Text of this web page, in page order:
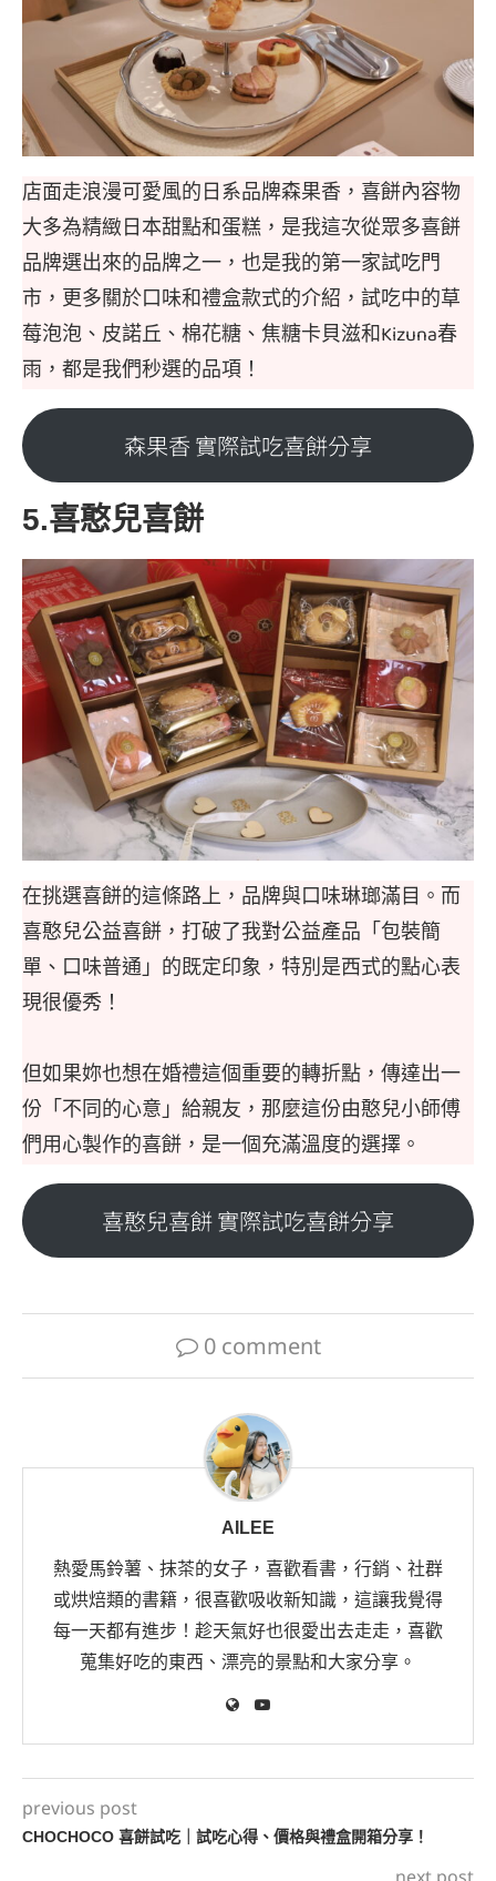
店面走浪漫可愛風的日系品牌森果香，喜餅內容物
大多為精緻日本甜點和蛋糕，是我這次從眾多喜餅
品牌選出來的品牌之一，也是我的第一家試吃門
市，更多關於口味和禮盒款式的介紹，試吃中的草
莓泡泡、皮諾丘、棉花糖、焦糖卡貝滋和Kizuna春
雨，都是我們秒選的品項！
森果香 實際試吃喜餅分享
5.喜憨兒喜餅
在挑選喜餅的這條路上，品牌與口味琳瑯滿目。而
喜憨兒公益喜餅，打破了我對公益產品「包裝簡
單、口味普通」的既定印象，特別是西式的點心表
現很優秀！
但如果妳也想在婚禮這個重要的轉折點，傳達出一
份「不同的心意」給親友，那麼這份由憨兒小師傅
們用心製作的喜餅，是一個充滿溫度的選擇。
喜憨兒喜餅 實際試吃喜餅分享
0 comment
AILEE
熱愛馬鈴薯、抹茶的女子，喜歡看書，行銷、社群
或烘焙類的書籍，很喜歡吸收新知識，這讓我覺得
每一天都有進步！趁天氣好也很愛出去走走，喜歡
蒐集好吃的東西、漂亮的景點和大家分享。
previous post
CHOCHOCO 喜餅試吃｜試吃心得、價格與禮盒開箱分享！